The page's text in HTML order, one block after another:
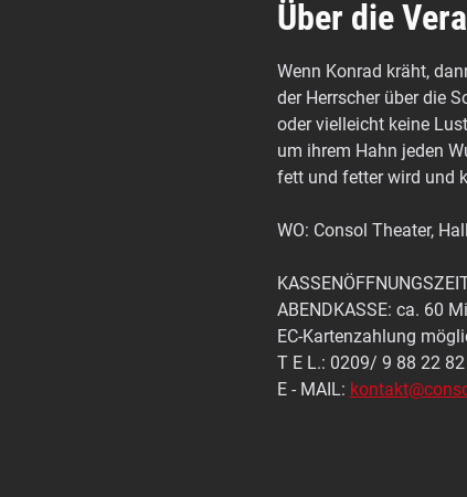
Über die
Wenn Konrad kräht,
der Herrscher über die
oder vielleicht keine
um ihrem Hahn jeden
fett und fetter wird und
WO: Consol Theater,
ABENDKASSE: ca. 60
EC-Kartenzahlung
T E L.: 0209/ 9 88 22 82
E - MAIL: